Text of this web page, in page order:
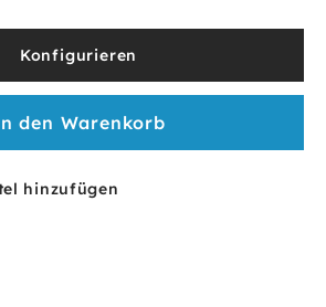
Konfigurieren
den Warenkorb
hinzufügen